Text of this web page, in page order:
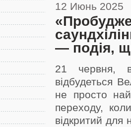
12 Июнь 2025
— подія,
21 червня,
відбудеться
не просто
переходу,
відкритий для